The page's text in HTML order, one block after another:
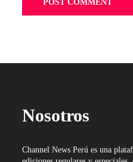
Nosotros
Channel News Perú es una